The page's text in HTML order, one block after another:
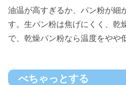
油温が高すぎるか、パン粉が細
す。生パン粉は焦げにくく、乾
で、乾燥パン粉なら温度をやや
べちゃっとする